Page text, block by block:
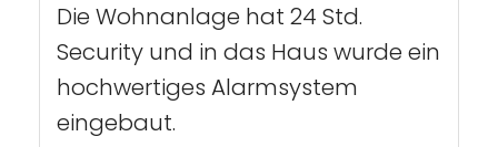
Die Wohnanlage hat 24 Std.
Security und in das Haus wurde ein
hochwertiges Alarmsystem
eingebaut.